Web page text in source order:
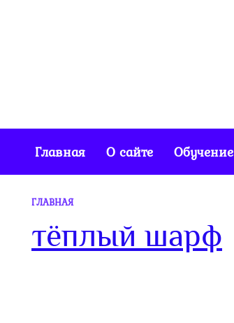
Главная О сайте Обучение
ГЛАВНАЯ
тёплый шарф